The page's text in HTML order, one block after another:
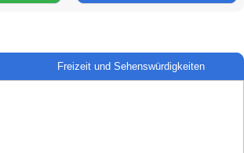
Freizeit und Sehenswürdigkeiten